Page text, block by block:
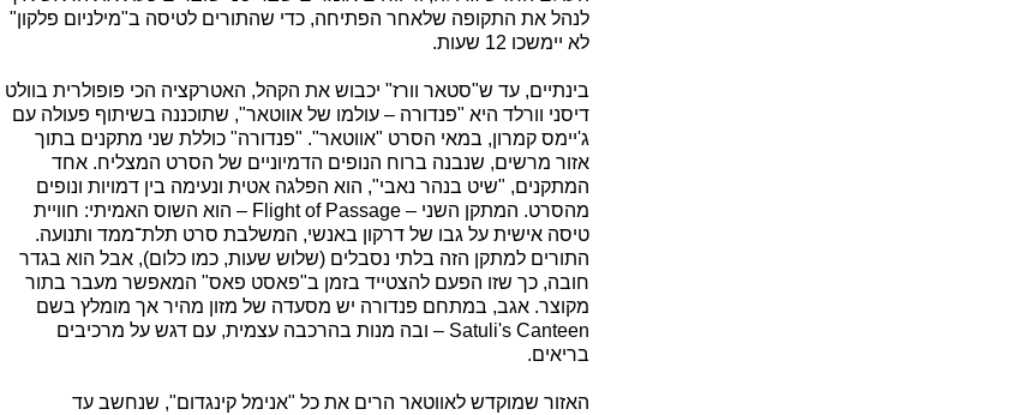
לנהל את התקופה שלאחר הפתיחה, כדי שהתורים לטיסה ב"מילניום פלקון"
לא יימשכו 12 שעות.
בינתיים, עד ש"סטאר וורז" יכבוש את הקהל, האטרקציה הכי פופולרית בוולט
דיסני וורלד היא "פנדורה – עולמו של אווטאר", שתוכננה בשיתוף פעולה עם
ג'יימס קמרון, במאי הסרט "אווטאר". "פנדורה" כוללת שני מתקנים בתוך
אזור מרשים, שנבנה ברוח הנופים הדמיוניים של הסרט המצליח. אחד
המתקנים, "שיט בנהר נאבי", הוא הפלגה אטית ונעימה בין דמויות ונופים
מהסרט. המתקן השני – Flight of Passage – הוא השוס האמיתי: חוויית
טיסה אישית על גבו של דרקון באנשי, המשלבת סרט תלת־ממד ותנועה.
התורים למתקן הזה בלתי נסבלים (שלוש שעות, כמו כלום), אבל הוא בגדר
חובה, כך שזו הפעם להצטייד בזמן ב"פאסט פאס" המאפשר מעבר בתור
מקוצר. אגב, במתחם פנדורה יש מסעדה של מזון מהיר אך מומלץ בשם
Satuli's Canteen – ובה מנות בהרכבה עצמית, עם דגש על מרכיבים
בריאים.
האזור שמוקדש לאווטאר הרים את כל "אנימל קינגדום", שנחשב עד